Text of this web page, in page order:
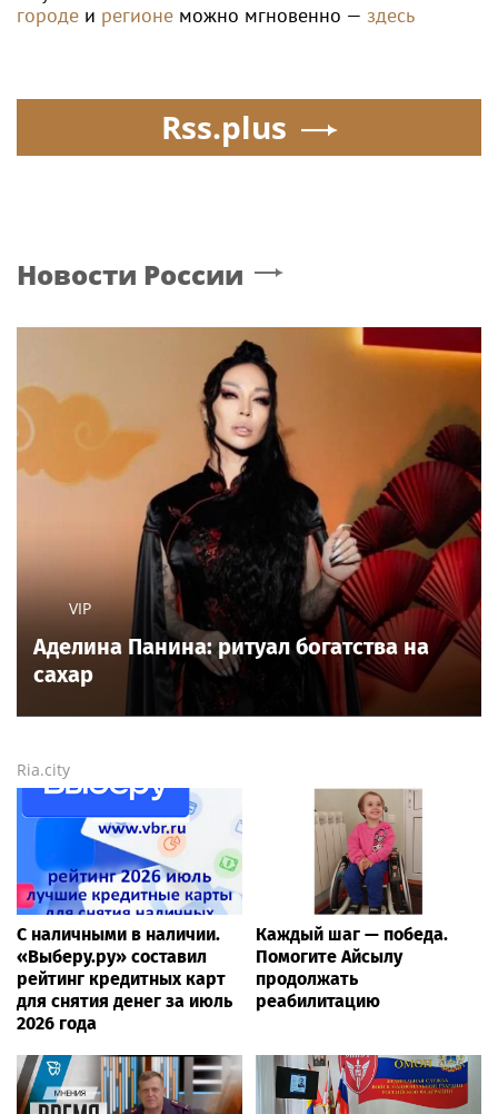
городе и регионе можно мгновенно — здесь
Rss.plus
Новости России
VIP
Аделина Панина: ритуал богатства на
сахар
Ria.city
С наличными в наличии.
«Выберу.ру» составил
рейтинг кредитных карт
для снятия денег за июль
2026 года
Каждый шаг — победа.
Помогите Айсылу
продолжать
реабилитацию